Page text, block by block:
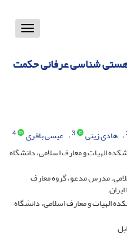
Toggle
هستی شناسی عرفانی حکمت
هادی زینی 3 عیسی باقری
4
الهیات و معارف اسلامی، دانشگاه
مدرس مدعو، گروه معارف
الهیات و معارف اسلامی، دانشگاه